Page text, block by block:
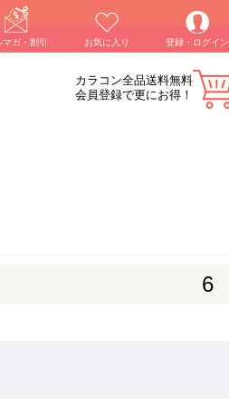
マガ・割引 お気に入り 登録・ログイン
カラコン全品送料無料
会員登録で更にお得！
6